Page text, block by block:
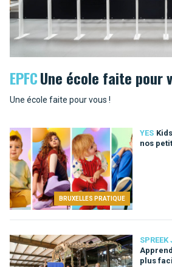
EPFCUne école faite pour
Une école faite pour vous !
BRUXELLES PRATIQUE
YES
nos
SPREEK
plus